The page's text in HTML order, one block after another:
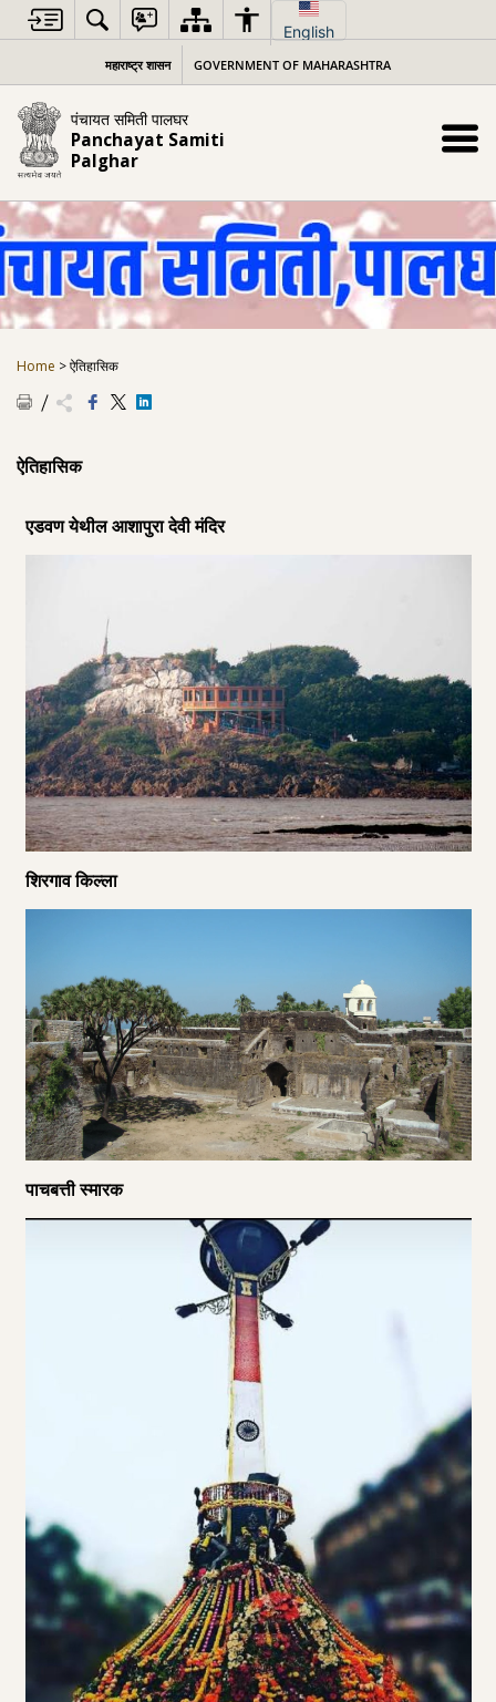
content
English
महाराष्ट्र शासन GOVERNMENT OF MAHARASHTRA
पंचायत समिती पालघर
Panchayat Samiti
Palghar
Home >ऐतिहासिक
ऐतिहासिक
एडवण येथील आशापुरा देवी मंदिर
शिरगाव किल्ला
पाचबत्ती स्मारक